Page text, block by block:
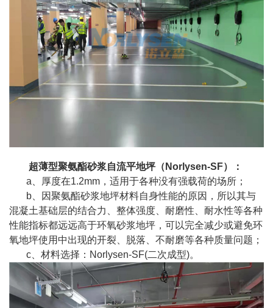
超薄型聚氨酯砂浆自流平地坪（Norlysen-SF）：
a、厚度在1.2mm，适用于各种没有强载荷的场所；
b、因聚氨酯砂浆地坪材料自身性能的原因，所以其与
混凝土基础层的结合力、整体强度、耐磨性、耐水性等各种
性能指标都远远高于环氧砂浆地坪，可以完全减少或避免环
氧地坪使用中出现的开裂、脱落、不耐磨等各种质量问题；
c、材料选择：Norlysen-SF(二次成型)。